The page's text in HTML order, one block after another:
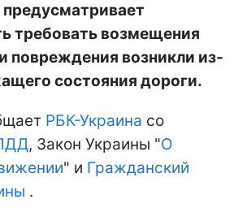
предусматривает
требовать возмещения
повреждения возникли из-
состояния дороги.
РБК-Украина со
, Закон Украины "О
" и Гражданский
.